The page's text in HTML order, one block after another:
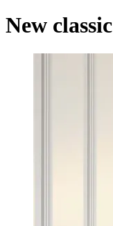
New classic